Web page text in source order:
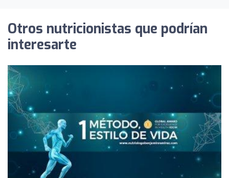
Otros nutricionistas que podrían
interesarte